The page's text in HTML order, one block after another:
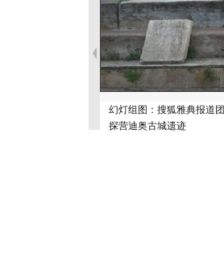
幻灯组图：搜狐雅典报道团
探营迪奥古城遗迹